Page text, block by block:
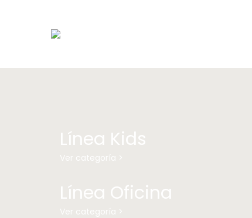
Línea Kids
Ver categoría >
Línea Oficina
Ver categoría >